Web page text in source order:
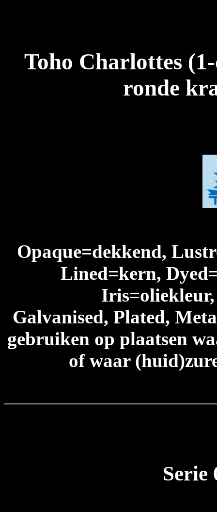
Toho Charlottes
ronde
Opaque=dekkend,
Lined=kern,
Galvanised, Plated,
gebruiken op plaatsen
of waar
Serie